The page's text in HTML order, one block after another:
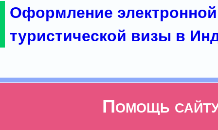
Оформление электронной
туристической визы в
Помощь